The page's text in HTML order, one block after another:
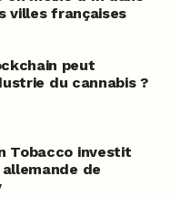
villes françaises
peut
du cannabis ?
Tobacco investit
de